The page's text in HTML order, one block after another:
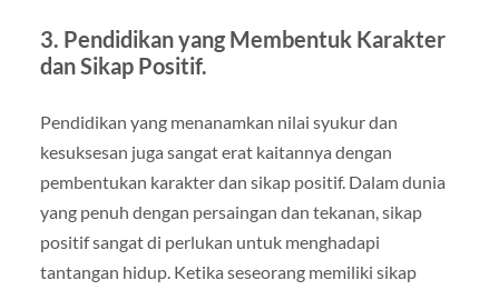
3. Pendidikan yang Membentuk Karakter
dan Sikap Positif.
Pendidikan yang menanamkan nilai syukur dan
kesuksesan juga sangat erat kaitannya dengan
pembentukan karakter dan sikap positif. Dalam dunia
yang penuh dengan persaingan dan tekanan, sikap
positif sangat di perlukan untuk menghadapi
tantangan hidup. Ketika seseorang memiliki sikap